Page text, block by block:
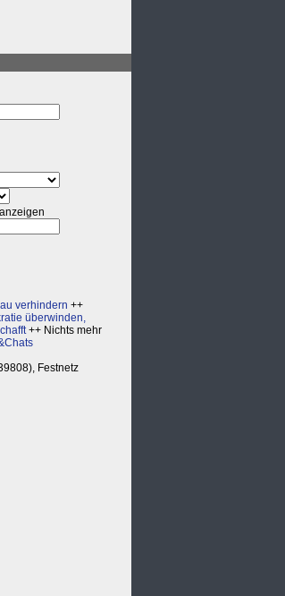
verhindern ++
überwinden,
++ Nichts mehr
Festnetz